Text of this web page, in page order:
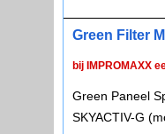
Green Filter
bij IMPROMAXX
Green Paneel
SKYACTIV-G